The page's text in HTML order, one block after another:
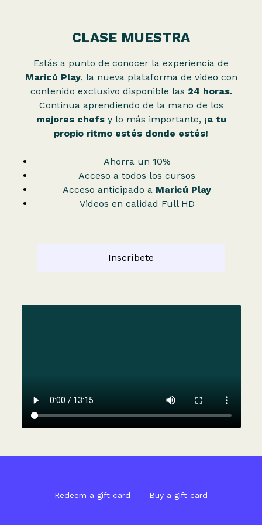
CLASE MUESTRA
Estás a punto de conocer la experiencia de
Maricú Play, la nueva plataforma de video con
contenido exclusivo disponible las 24 horas.
Continua aprendiendo de la mano de los
mejores chefs y lo más importante, ¡a tu
propio ritmo estés donde estés!
Ahorra un 10%
Acceso a todos los cursos
Acceso anticipado a Maricú Play
Videos en calidad Full HD
Inscríbete
Redeem a gift card Buy a gift card